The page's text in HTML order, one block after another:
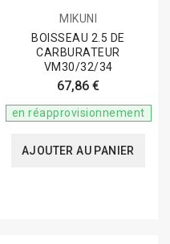
MIKUNI
BOISSEAU 2.5 DE
CARBURATEUR
VM30/32/34
67,86 €
en réapprovisionnement
AJOUTER AU PANIER